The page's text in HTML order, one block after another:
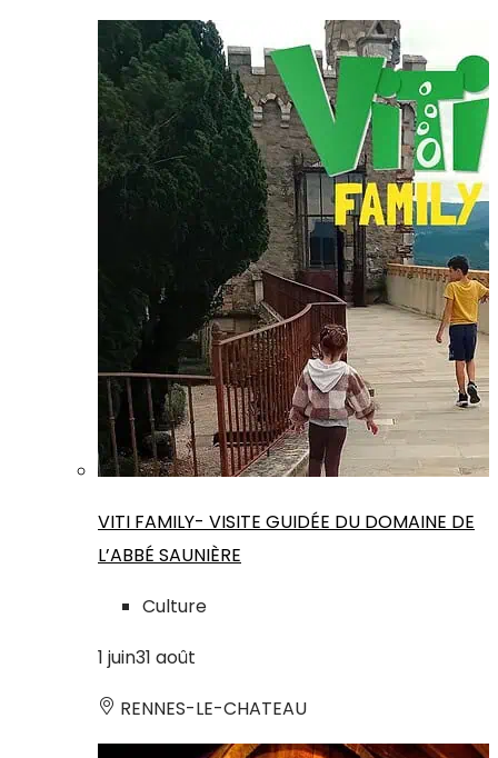
VITI FAMILY- VISITE GUIDÉE DU DOMAINE DE
L’ABBÉ SAUNIÈRE
Culture
1 juin31 août
RENNES-LE-CHATEAU